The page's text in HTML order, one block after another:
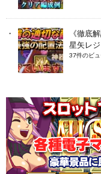
《徹底
星矢レ
37件のビュ